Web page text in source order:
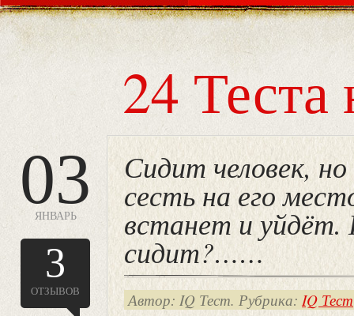
24 Теста
03
ЯНВАРЬ
3
ОТЗЫВОВ
Сидит человек,
сесть на его
встанет и уйдёт.
сидит?……
Автор: IQ Тест. Рубрика: IQ Тест